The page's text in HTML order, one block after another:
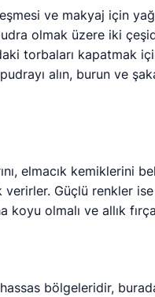
ve makyaj için
pudra olmak üzere iki
torbaları kapatmak
alın, burun ve
elmacık kemiklerini
verirler. Güçlü renkler
olmalı ve allık
bölgeleridir,